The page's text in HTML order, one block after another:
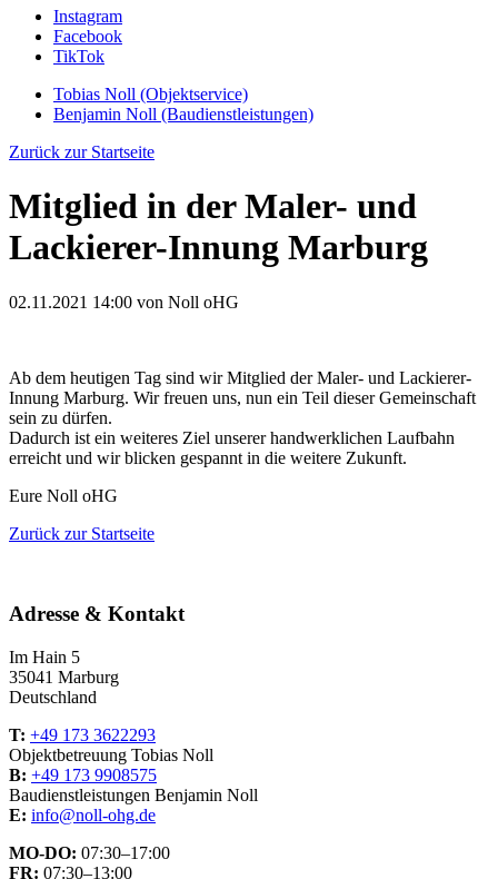
Instagram
Facebook
TikTok
Tobias Noll (Objektservice)
Benjamin Noll (Baudienstleistungen)
Zurück zur Startseite
Mitglied in der Maler- und
Lackierer-Innung Marburg
02.11.2021 14:00 von Noll oHG
Ab dem heutigen Tag sind wir Mitglied der Maler- und Lackierer-
Innung Marburg. Wir freuen uns, nun ein Teil dieser Gemeinschaft
sein zu dürfen.
Dadurch ist ein weiteres Ziel unserer handwerklichen Laufbahn
erreicht und wir blicken gespannt in die weitere Zukunft.
Eure Noll oHG
Zurück zur Startseite
Adresse & Kontakt
Im Hain 5
35041 Marburg
Deutschland
T: +49 173 3622293
Objektbetreuung Tobias Noll
B: +49 173 9908575
Baudienstleistungen Benjamin Noll
E: info@noll-ohg.de
MO-DO: 07:30–17:00
FR: 07:30–13:00